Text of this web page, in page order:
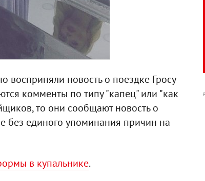
восприняли новость о поездке Гросу
комменты по типу "капец" или "как
то они сообщают новость о
без единого упоминания причин на
в купальнике.